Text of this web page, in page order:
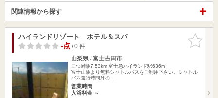
関連情報から探す
お気に入
りに追加
ハイランドリゾート ホテル＆スパ
-点/ 0 件
山梨県 / 富士吉田市
三つ峠駅7.53km 富士急ハイランド駅636m
富士山駅より無料シャトルバスをご利用下さい。シャトル
バス運行時間外の…
営業時間
入浴料金 ～